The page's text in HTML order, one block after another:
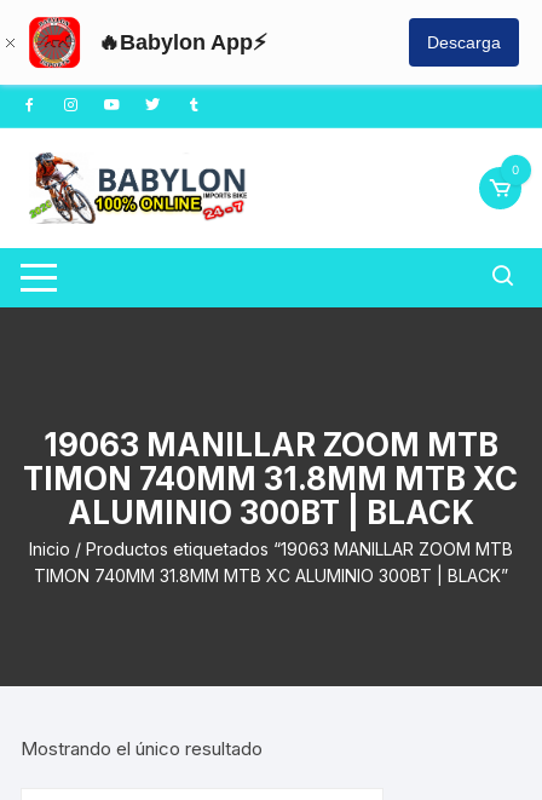
🔥Babylon App⚡ Descarga
Saltar
al
contenido
0
19063 MANILLAR ZOOM MTB
TIMON 740MM 31.8MM MTB XC
ALUMINIO 300BT | BLACK
Inicio / Productos etiquetados “19063 MANILLAR ZOOM MTB
TIMON 740MM 31.8MM MTB XC ALUMINIO 300BT | BLACK”
Mostrando el único resultado